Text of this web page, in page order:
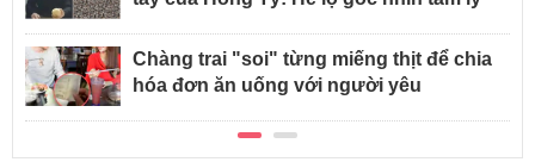
Chàng trai "soi" từng miếng thịt để chia
hóa đơn ăn uống với người yêu